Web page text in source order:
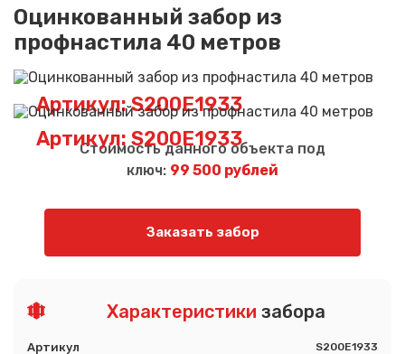
Оцинкованный забор из
профнастила 40 метров
Артикул: S200E1933
Артикул: S200E1933
Стоимость данного объекта под
ключ: 99 500 рублей
Заказать забор
Характеристики забора
Артикул S200E1933